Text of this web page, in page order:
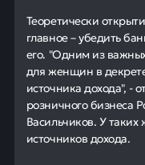
Теоретически
главное – убедить
его. "Одним из
для женщин в
источника дохода", -
розничного бизнеса
Васильчиков. У
источников дохода.